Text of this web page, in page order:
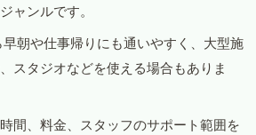
ャンルです。
朝や仕事帰りにも通いやすく、大型施
スタジオなどを使える場合もありま
間、料金、スタッフのサポート範囲を